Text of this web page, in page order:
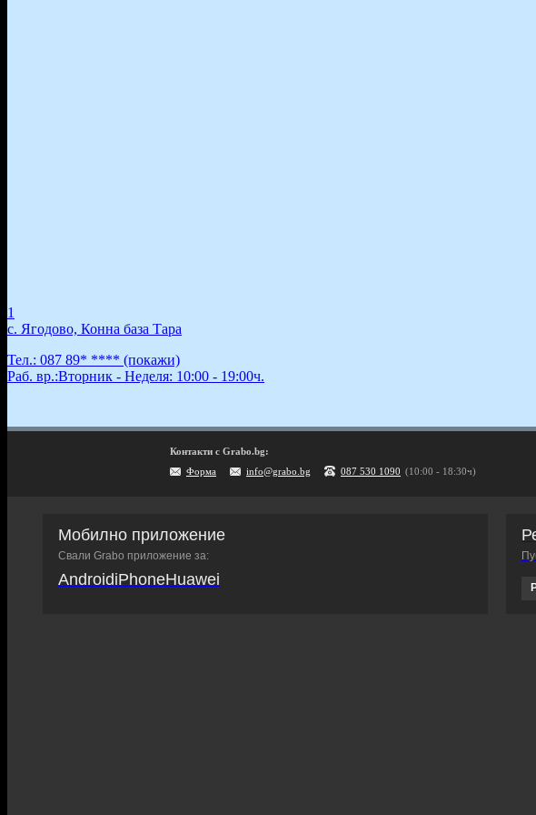
1
с. Ягодово, Конна база Тара
Тел.: 087 89* **** (покажи)
Раб. вр.:Вторник - Неделя: 10:00 - 19:00ч.
Контакти с Grabo.bg:
Форма
info@grabo.bg 087 530 1090 (10:00 - 18:30ч)
Мобилно приложение
Свали Grabo приложение за:
AndroidiPhoneHuawei